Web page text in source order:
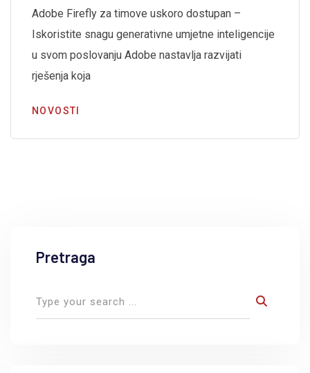
Adobe Firefly za timove uskoro dostupan –
Iskoristite snagu generativne umjetne inteligencije
u svom poslovanju Adobe nastavlja razvijati
rješenja koja
NOVOSTI
Pretraga